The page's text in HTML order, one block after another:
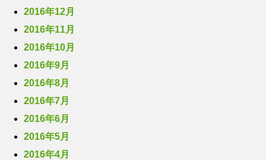
2016年12月
2016年11月
2016年10月
2016年9月
2016年8月
2016年7月
2016年6月
2016年5月
2016年4月